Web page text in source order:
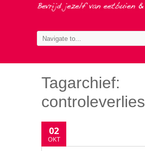
Tagarchief:
controleverlies
02
OKT